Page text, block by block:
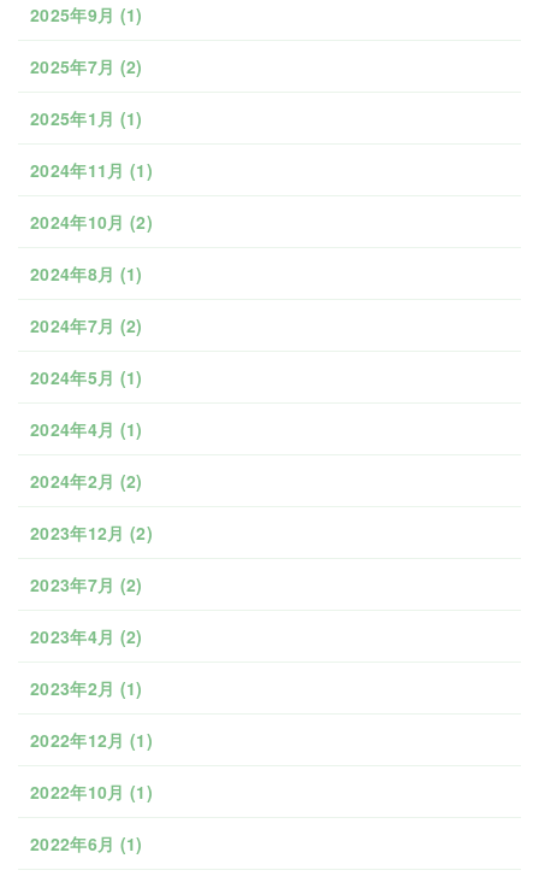
2025年9月 (1)
2025年7月 (2)
2025年1月 (1)
2024年11月 (1)
2024年10月 (2)
2024年8月 (1)
2024年7月 (2)
2024年5月 (1)
2024年4月 (1)
2024年2月 (2)
2023年12月 (2)
2023年7月 (2)
2023年4月 (2)
2023年2月 (1)
2022年12月 (1)
2022年10月 (1)
2022年6月 (1)